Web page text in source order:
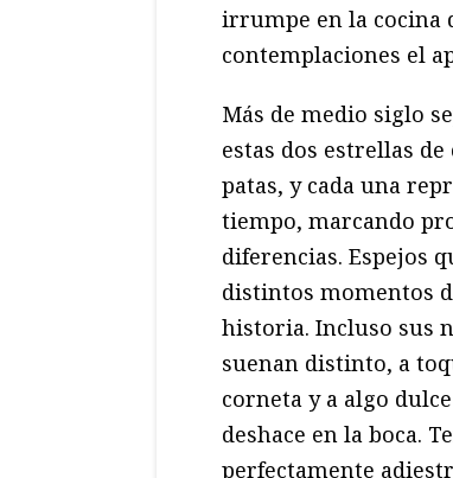
irrumpe en la cocina
contemplaciones el
Más de medio siglo
estas dos estrellas
patas, y cada una
tiempo, marcando
diferencias. Espejos
distintos momentos
historia. Incluso sus
suenan distinto, a
corneta y a algo
deshace en la boca.
perfectamente